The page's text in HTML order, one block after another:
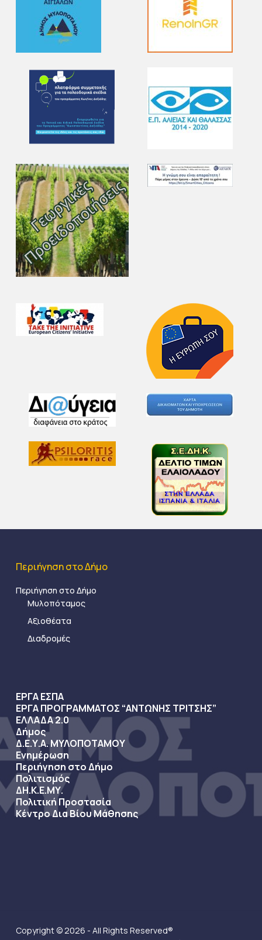
Περιήγηση στο Δήμο
Περιήγηση στο Δήμο
Μυλοπόταμος
Αξιοθέατα
Διαδρομές
ΕΡΓΑ ΕΣΠΑ
ΕΡΓΑ ΠΡΟΓΡΑΜΜΑΤΟΣ “ΑΝΤΩΝΗΣ ΤΡΙΤΣΗΣ”
ΕΛΛΑΔΑ 2.0
Δήμος
Δ.Ε.Υ.Α. ΜΥΛΟΠΟΤΑΜΟΥ
Ενημέρωση
Περιήγηση στο Δήμο
Πολιτισμός
ΔΗ.Κ.Ε.ΜΥ.
Πολιτική Προστασία
Κέντρο Δια Βίου Μάθησης
Copyright © 2026 - All Rights Reserved®